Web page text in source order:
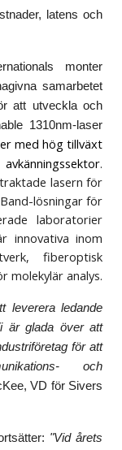
latens och
monter
samarbetet
att utveckla och
1310nm-laser
med hög tillväxt
.
lasern för
lösningar för
laboratorier
innovativa inom
fiberoptisk
molekylär analys.
leverera ledande
är glada över att
för att
och
VD för Sivers
"Vid årets